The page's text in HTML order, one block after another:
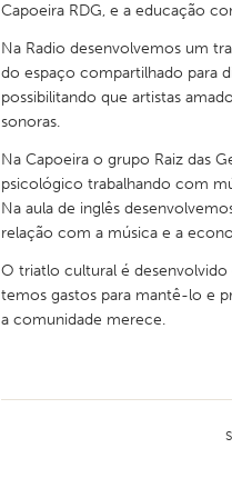
Capoeira RDG, e a educação
Na Radio desenvolvemos um
do espaço compartilhado para
possibilitando que artistas
sonoras.
Na Capoeira o grupo Raiz das
psicológico trabalhando com
Na aula de inglês
relação com a música e a
O triatlo cultural é
temos gastos para mantê-lo e
a comunidade merece.